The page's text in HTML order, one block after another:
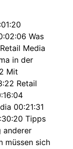
Was
Media
in der
Mit
Retail
00:21:31
Tipps
anderer
müssen sich